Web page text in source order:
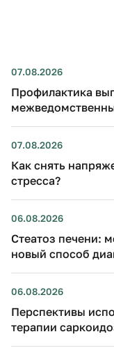
07.08.2026
Профилактика
07.08.2026
Как снять
стресса?
06.08.2026
Стеатоз печени:
новый способ
06.08.2026
Перспективы
терапии